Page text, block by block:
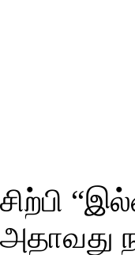
சிற்பி
அதாவது